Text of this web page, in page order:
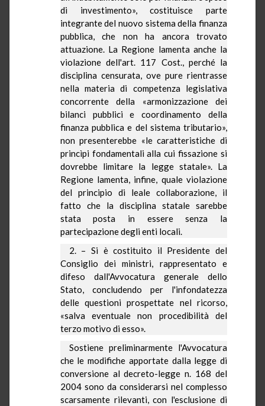
di investimento», costituisce parte
integrante del nuovo sistema della finanza
pubblica, che non ha ancora trovato
attuazione. La Regione lamenta anche la
violazione dell'art. 117 Cost., perché la
disciplina censurata, ove pure rientrasse
nella materia di competenza legislativa
concorrente della «armonizzazione dei
bilanci pubblici e coordinamento della
finanza pubblica e del sistema tributario»,
non presenterebbe «le caratteristiche di
princìpi fondamentali alla cui fissazione si
dovrebbe limitare la legge statale». La
Regionelamenta, infine, quale violazione
del principio di leale collaborazione, il
fatto che la disciplina statale sarebbe
stata posta in essere senza la
partecipazione degli enti locali.
2. – Si è costituito il Presidente del
Consiglio dei ministri, rappresentato e
difeso dall'Avvocatura generale dello
Stato, concludendo per l'infondatezza
delle questioni prospettate nel ricorso,
«salva eventuale non procedibilità del
terzo motivo di esso».
Sostiene preliminarmente l'Avvocatura
che le modifiche apportate dalla legge di
conversione al decreto-legge n. 168 del
2004 sono da considerarsi nel complesso
scarsamente rilevanti, con l'esclusione di